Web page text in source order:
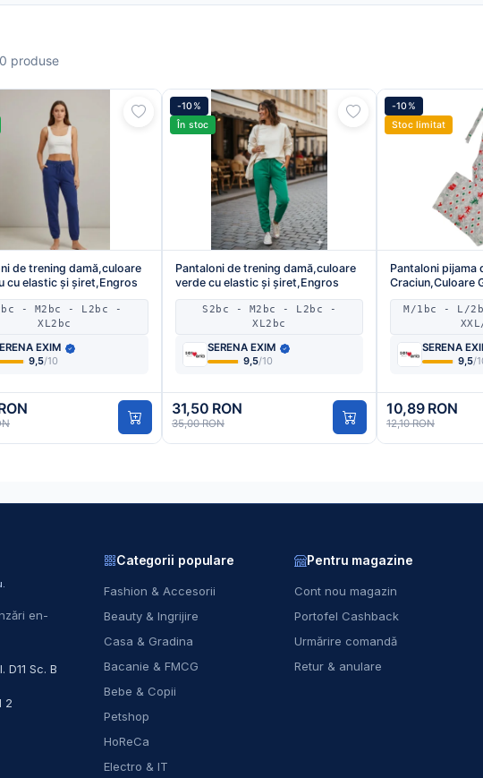
produse
de trening damă,culoare
cu elastic și șiret,Engros
- M2bc - L2bc -
XL2bc
EXIM
9,5/10
-10%
În stoc
Pantaloni de trening damă,culoare
verde cu elastic și șiret,Engros
S2bc - M2bc - L2bc -
XL2bc
SERENA EXIM
9,5/10
31,50 RON
35,00 RON
-10%
Stoc limitat
Pantaloni pijama
Craciun,Culoare
M/1bc - L/
SERENA
9,5/
10,89 RON
12,10 RON
en-
D11 Sc. B
2
Categorii populare
Fashion & Accesorii
Beauty & Ingrijire
Casa & Gradina
Bacanie & FMCG
Bebe & Copii
Petshop
HoReCa
Electro & IT
Pentru magazine
Cont nou magazin
Portofel Cashback
Urmărire comandă
Retur & anulare